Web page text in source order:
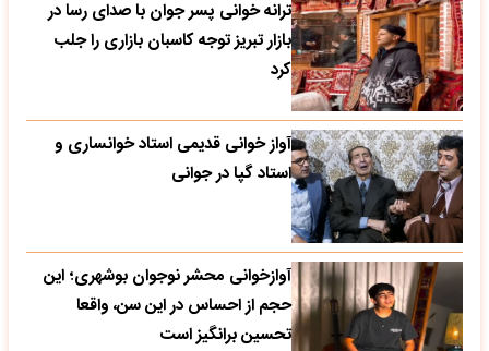
ترانه خوانی پسر جوان با صدای رسا در
بازار تبریز توجه کاسبان بازاری را جلب
کرد
آواز خوانی قدیمی استاد خوانساری و
استاد گپا در جوانی
آوازخوانی محشر نوجوان بوشهری؛ این
حجم از احساس در این سن، واقعا
تحسین‌ برانگیز است